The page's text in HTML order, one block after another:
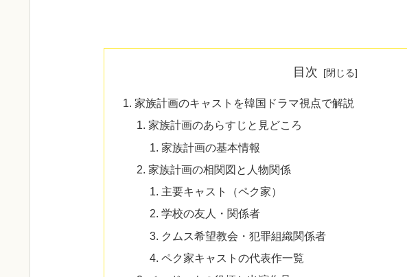
目次
家族計画のキャストを韓国ドラマ視点で解説
家族計画のあらすじと見どころ
家族計画の基本情報
家族計画の相関図と人物関係
主要キャスト（ペク家）
学校の友人・関係者
クムス希望教会・犯罪組織関係者
ペク家キャストの代表作一覧